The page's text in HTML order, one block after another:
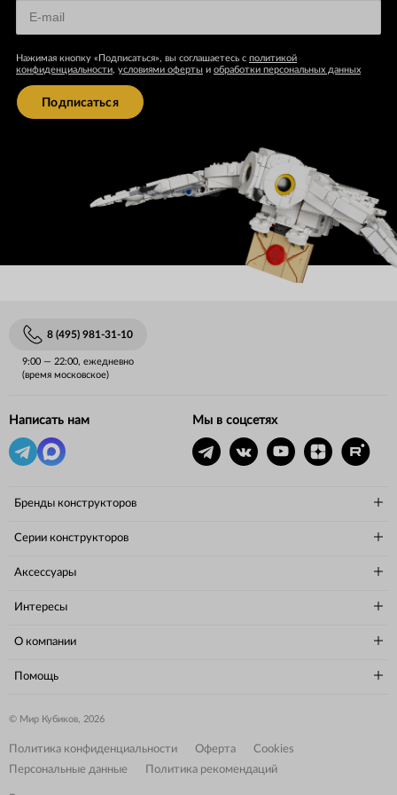
Нажимая кнопку «Подписаться», вы соглашаетесь с политикой
конфиденциальности, условиями оферты и обработки персональных данных
Подписаться
8 (495) 981-31-10
9:00 — 22:00, ежедневно
(время московское)
Написать нам Мы в соцсетях
Бренды конструкторов
Серии конструкторов
Аксессуары
Интересы
О компании
Помощь
© Мир Кубиков, 2026
Политика конфиденциальности Оферта
Cookies
Персональные данные
Политика рекомендаций